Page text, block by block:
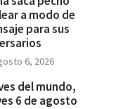
a modo de
para sus
6, 2026
del mundo,
6 de agosto